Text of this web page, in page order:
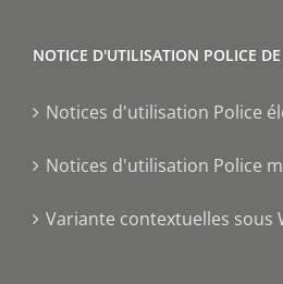
NOTICE D'UTILISATION POLICE DE
Notices d'utilisation Police
Notices d'utilisation Police
Variante contextuelles sous